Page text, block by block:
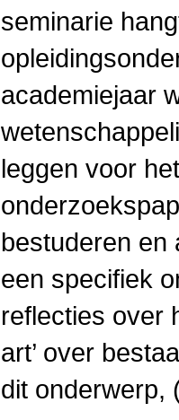
seminarie
academiejaar
leggen voor
bestuderen en
een specifiek
reflecties over
art’ over
dit onderwerp,